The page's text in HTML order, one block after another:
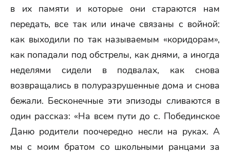
в их памяти и которые они стараются нам
передать, все так или иначе связаны с войной:
как выходили по так называемым «коридорам»,
как попадали под обстрелы, как днями, а иногда
неделями сидели в подвалах, как снова
возвращались в полуразрушенные дома и снова
бежали. Бесконечные эти эпизоды сливаются в
один рассказ: «На всем пути до с. Побединское
Даню родители поочередно несли на руках. А
мы с моим братом со школьными ранцами за